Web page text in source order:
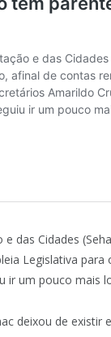
das Cidades
Legislativa
ir um pouco mais
deixou de existir